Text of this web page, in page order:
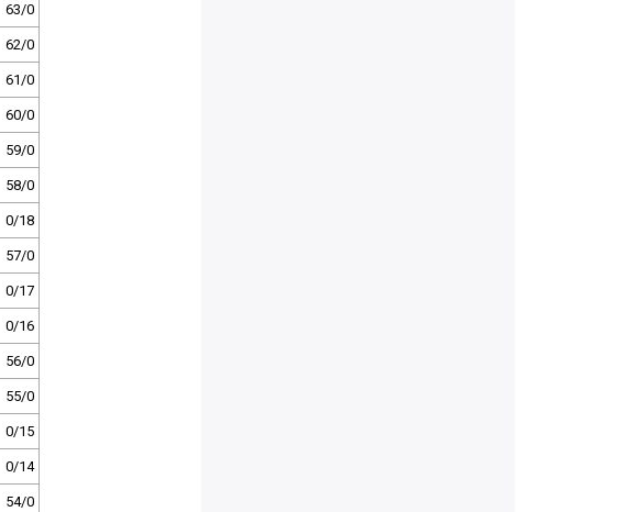
63/0
62/0
61/0
60/0
59/0
58/0
0/18
57/0
0/17
0/16
56/0
55/0
0/15
0/14
54/0